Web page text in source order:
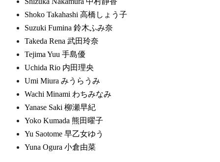
Shoko Takahashi 高橋しょう子
Suzuki Fumina 鈴木ふみ奈
Takeda Rena 武田玲奈
Tejima Yuu 手島優
Uchida Rio 内田理央
Umi Miura みうらうみ
Wachi Minami わちみなみ
Yanase Saki 柳瀬早紀
Yoko Kumada 熊田曜子
Yu Saotome 早乙女ゆう
Yuna Ogura 小倉由菜